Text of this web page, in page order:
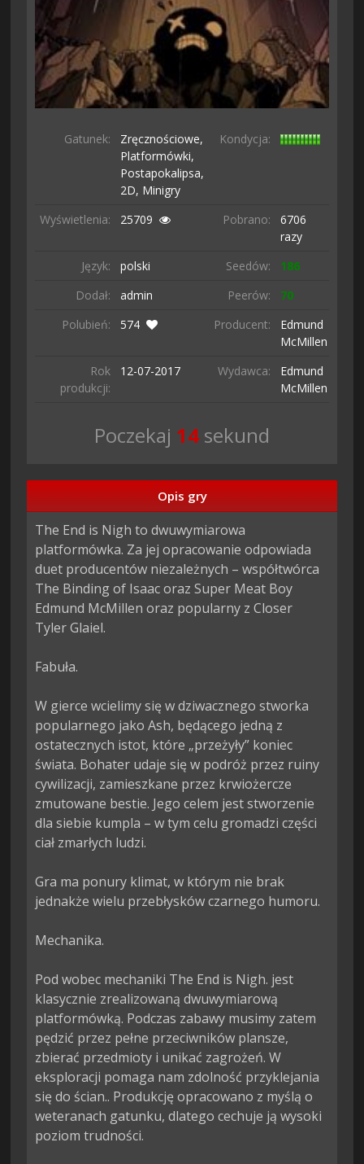
Gatunek:
Zręcznościowe,
Platformówki,
Postapokalipsa,
2D, Minigry
Kondycja:
Wyświetlenia: 25709 Pobrano:
6706
razy
Język:
polski Seedów:
186
Dodał:
admin Peerów:
70
Polubień:
574 Producent:
Edmund
McMillen
Rok
produkcji:
12-07-2017 Wydawca:
Edmund
McMillen
Poczekaj 13 sekund
Opis gry
The End is Nigh to dwuwymiarowa
platformówka. Za jej opracowanie odpowiada
duet producentów niezależnych – współtwórca
The Binding of Isaac oraz Super Meat Boy
Edmund McMillen oraz popularny z Closer
Tyler Glaiel.
Fabuła.
W gierce wcielimy się w dziwacznego stworka
popularnego jako Ash, będącego jedną z
ostatecznych istot, które „przeżyły” koniec
świata. Bohater udaje się w podróż przez ruiny
cywilizacji, zamieszkane przez krwiożercze
zmutowane bestie. Jego celem jest stworzenie
dla siebie kumpla – w tym celu gromadzi części
ciał zmarłych ludzi.
Gra ma ponury klimat, w którym nie brak
jednakże wielu przebłysków czarnego humoru.
Mechanika.
Pod wobec mechaniki The End is Nigh. jest
klasycznie zrealizowaną dwuwymiarową
platformówką. Podczas zabawy musimy zatem
pędzić przez pełne przeciwników plansze,
zbierać przedmioty i unikać zagrożeń. W
eksploracji pomaga nam zdolność przyklejania
się do ścian.. Produkcję opracowano z myślą o
weteranach gatunku, dlatego cechuje ją wysoki
poziom trudności.